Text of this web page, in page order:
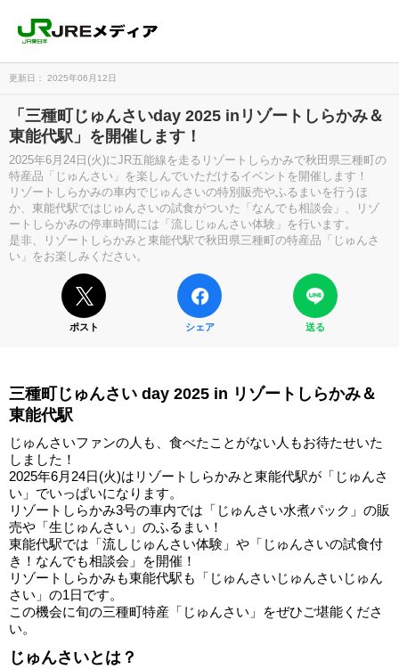
更新日： 2025年06月12日
「三種町じゅんさいday 2025 inリゾートしらかみ＆
東能代駅」を開催します！
2025年6月24日(火)にJR五能線を走るリゾートしらかみで秋田県三種町の
特産品「じゅんさい」を楽しんでいただけるイベントを開催します！
リゾートしらかみの車内でじゅんさいの特別販売やふるまいを行うほ
か、東能代駅ではじゅんさいの試食がついた「なんでも相談会」、リゾ
ートしらかみの停車時間には「流しじゅんさい体験」を行います。
是非、リゾートしらかみと東能代駅で秋田県三種町の特産品「じゅんさ
い」をお楽しみください。
ポスト シェア 送る
三種町じゅんさい day 2025 in リゾートしらかみ＆
東能代駅
じゅんさいファンの人も、食べたことがない人もお待たせいた
しました！
2025年6月24日(火)はリゾートしらかみと東能代駅が「じゅんさ
い」でいっぱいになります。
リゾートしらかみ3号の車内では「じゅんさい水煮パック」の販
売や「生じゅんさい」のふるまい！
東能代駅では「流しじゅんさい体験」や「じゅんさいの試食付
き！なんでも相談会」を開催！
リゾートしらかみも東能代駅も「じゅんさいじゅんさいじゅん
さい」の1日です。
この機会に旬の三種町特産「じゅんさい」をぜひご堪能くださ
い。
じゅんさいとは？